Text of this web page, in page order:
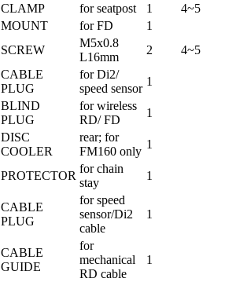
CLAMP for seatpost 1
4~5
MOUNT for FD
1
SCREW
M5x0.8
L16mm
2 4~5
CABLE
PLUG
for Di2/
speed sensor
1
BLIND
PLUG
for wireless
RD/ FD
1
DISC
COOLER
rear; for
FM160 only
1
PROTECTOR
for chain
stay
1
CABLE
PLUG
for speed
sensor/Di2
cable
1
CABLE
GUIDE
for
mechanical
RD cable
1